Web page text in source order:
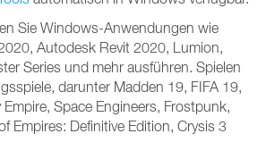
Sie Windows-Anwendungen wie
Autodesk Revit 2020, Lumion,
Series und mehr ausführen. Spielen
darunter Madden 19, FIFA 19,
Space Engineers, Frostpunk,
Empires: Definitive Edition, Crysis 3